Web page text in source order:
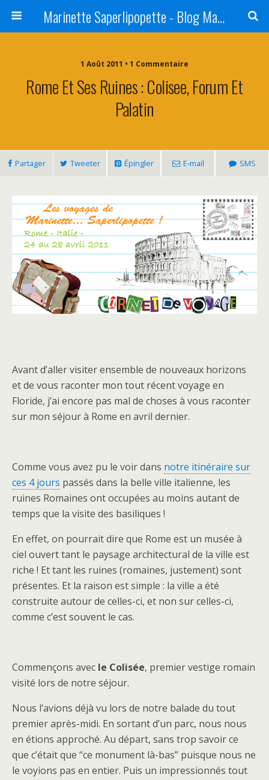
Marinette Saperlipopette - Blog Maman Angers Lifestyle - Ex Expat Montréal
1 Août 2011 • 1 Commentaire
Rome Et Ses Ruines : Colisee, Forum Et
Palatin
Partager Tweeter Épingler E-mail SMS
Avant d’aller visiter ensemble de nouveaux horizons
et de vous raconter mon tout récent voyage en
Floride, j’ai encore pas mal de choses à vous raconter
sur mon séjour à Rome en avril dernier.
Comme vous avez pu le voir dans notre itinéraire sur
ces 4 jours passés dans la belle ville italienne, les
ruines Romaines ont occupées au moins autant de
temps que la visite des basiliques !
En effet, on pourrait dire que Rome est un musée à
ciel ouvert tant le paysage architectural de la ville est
riche ! Et tant les ruines (romaines, justement) sont
présentes. Et la raison est simple : la ville a été
construite autour de celles-ci, et non sur celles-ci,
comme c’est souvent le cas.
Commençons avec le Colisée, premier vestige romain
visité lors de notre séjour.
Nous l’avions déjà vu lors de notre balade du tout
premier après-midi. En sortant d’un parc, nous nous
en étions approché. Au départ, sans trop savoir ce
que c’était que “ce monument là-bas” puisque nous ne
le voyions pas en entier. Puis un impressionnés tout